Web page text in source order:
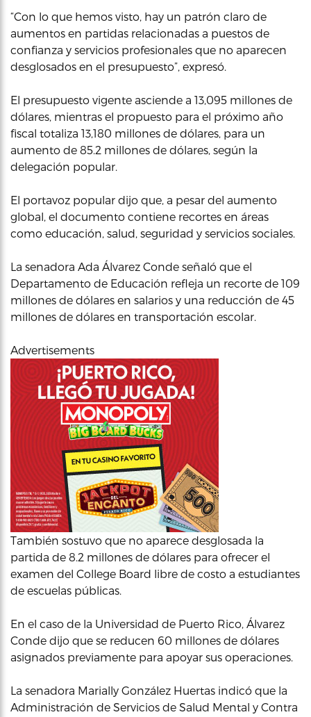
“Con lo que hemos visto, hay un patrón claro de
aumentos en partidas relacionadas a puestos de
confianza y servicios profesionales que no aparecen
desglosados en el presupuesto”, expresó.
El presupuesto vigente asciende a 13,095 millones de
dólares, mientras el propuesto para el próximo año
fiscal totaliza 13,180 millones de dólares, para un
aumento de 85.2 millones de dólares, según la
delegación popular.
El portavoz popular dijo que, a pesar del aumento
global, el documento contiene recortes en áreas
como educación, salud, seguridad y servicios sociales.
La senadora Ada Álvarez Conde señaló que el
Departamento de Educación refleja un recorte de 109
millones de dólares en salarios y una reducción de 45
millones de dólares en transportación escolar.
Advertisements
También sostuvo que no aparece desglosada la
partida de 8.2 millones de dólares para ofrecer el
examen del College Board libre de costo a estudiantes
de escuelas públicas.
En el caso de la Universidad de Puerto Rico, Álvarez
Conde dijo que se reducen 60 millones de dólares
asignados previamente para apoyar sus operaciones.
La senadora Marially González Huertas indicó que la
Administración de Servicios de Salud Mental y Contra